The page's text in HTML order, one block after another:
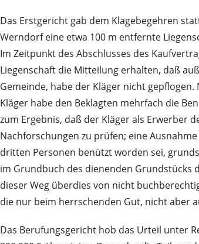
Das Erstgericht gab dem Klagebegehren
Werndorf eine etwa 100 m entfernte
Im Zeitpunkt des Abschlusses des
Liegenschaft die Mitteilung erhalten, daß
Gemeinde, habe der Kläger nicht
Kläger habe den Beklagten mehrfach die
zum Ergebnis, daß der Kläger als Erwerber
Nachforschungen zu prüfen; eine
dritten Personen benützt worden sei,
im Grundbuch des dienenden Grundstücks
dieser Weg überdies von nicht
die nur beim herrschenden Gut, nicht aber
Das Berufungsgericht hob das Urteil unter